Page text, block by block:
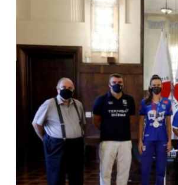
navegação